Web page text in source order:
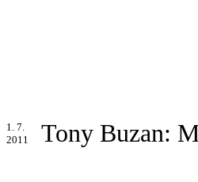
1. 7.
2011
Tony Buzan: